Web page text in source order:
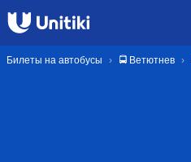
Билеты на автобусы 🚍 Ветютнев